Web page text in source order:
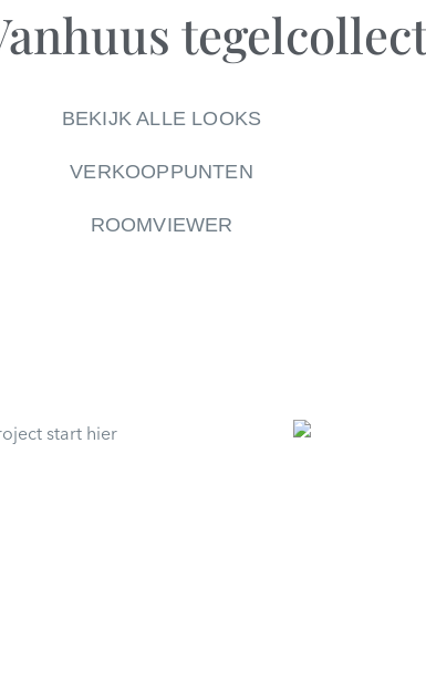
BEKIJK ALLE LOOKS
VERKOOPPUNTEN
ROOMVIEWER